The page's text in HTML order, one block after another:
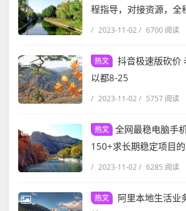
程指导，对接资源，全
/ 2023-11-02 / 6700 阅读
热文
抖音极速版砍价
以都8-25
/ 2023-11-02 / 5757 阅读
热文 全网最稳电脑手
150+求长期稳定项目
/ 2023-11-02 / 6285 阅读
热文
阿里本地生活业